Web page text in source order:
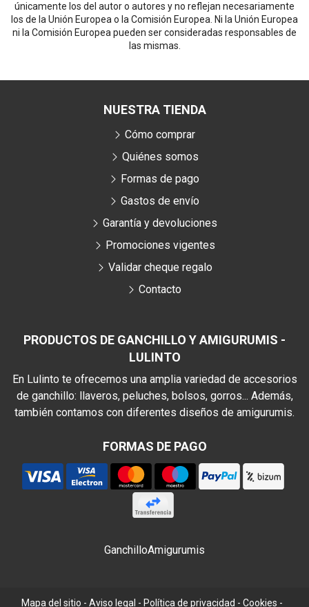
únicamente los del autor o autores y no reflejan necesariamente
los de la Unión Europea o la Comisión Europea. Ni la Unión Europea
ni la Comisión Europea pueden ser consideradas responsables de
las mismas.
PRODUCTOS DE GANCHILLO Y AMIGURUMIS -
LULINTO
En Lulinto te ofrecemos una amplia variedad de accesorios
de ganchillo: llaveros, peluches, bolsos, gorros... Además,
también contamos con diferentes diseños de amigurumis.
FORMAS DE PAGO
NUESTRA TIENDA
Cómo comprar
Quiénes somos
Formas de pago
Gastos de envío
Garantía y devoluciones
Promociones vigentes
Validar cheque regalo
Contacto
GanchilloAmigurumis
Mapa del sitio - Aviso legal - Política de privacidad - Cookies -